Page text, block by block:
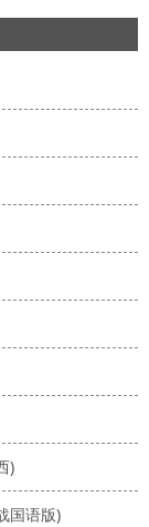
)
国语版)